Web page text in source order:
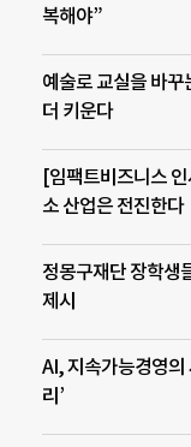
복해야”
예술로 교실을 바
더 키운다
[임팩트비즈니스
소 산업은 전진한다
정몽구재단 장학생
제시
AI, 지속가능경영
리’